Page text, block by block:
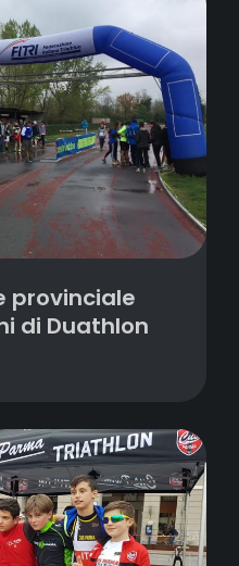
provinciale
di Duathlon